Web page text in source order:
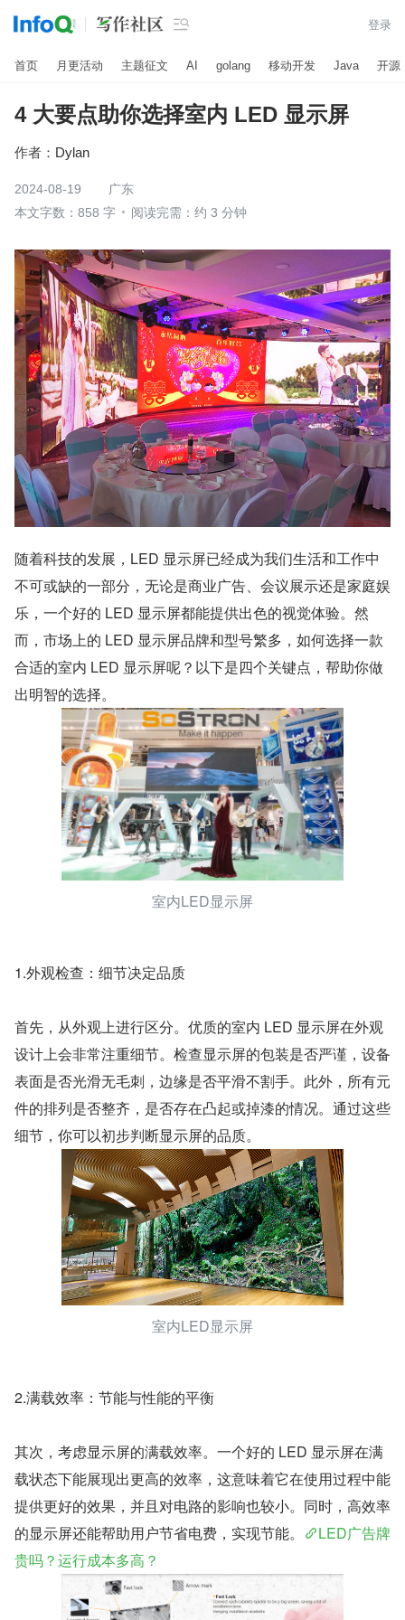
 登录
首页 月更活动 主题征文 AI golang 移动开发 Java 开源
4 大要点助你选择室内 LED 显示屏
作者： Dylan
2024-08-19
广东
本文字数：858 字
阅读完需：约 3 分钟
随着科技的发展，LED 显示屏已经成为我们生活和工作中
不可或缺的一部分，无论是商业广告、会议展示还是家庭娱
乐，一个好的 LED 显示屏都能提供出色的视觉体验。然
而，市场上的 LED 显示屏品牌和型号繁多，如何选择一款
合适的室内 LED 显示屏呢？以下是四个关键点，帮助你做
出明智的选择。
室内LED显示屏
1.外观检查：细节决定品质
首先，从外观上进行区分。优质的室内 LED 显示屏在外观
设计上会非常注重细节。检查显示屏的包装是否严谨，设备
表面是否光滑无毛刺，边缘是否平滑不割手。此外，所有元
件的排列是否整齐，是否存在凸起或掉漆的情况。通过这些
细节，你可以初步判断显示屏的品质。
室内LED显示屏
2.满载效率：节能与性能的平衡
其次，考虑显示屏的满载效率。一个好的 LED 显示屏在满
载状态下能展现出更高的效率，这意味着它在使用过程中能
提供更好的效果，并且对电路的影响也较小。同时，高效率
的显示屏还能帮助用户节省电费，实现节能。
LED广告牌
贵吗？运行成本多高？